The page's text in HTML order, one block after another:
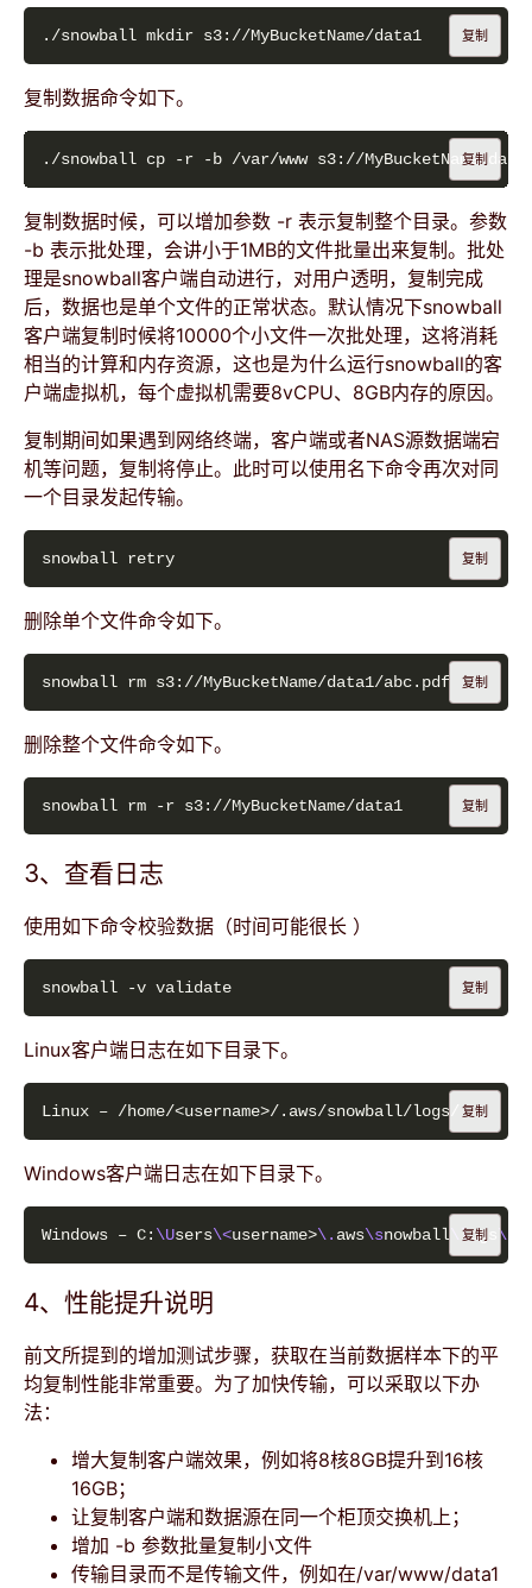
复制
复制数据命令如下。
复制
复制数据时候，可以增加参数 -r 表示复制整个目录。参数
-b 表示批处理，会讲小于1MB的文件批量出来复制。批处
理是snowball客户端自动进行，对用户透明，复制完成
后，数据也是单个文件的正常状态。默认情况下snowball
客户端复制时候将10000个小文件一次批处理，这将消耗
相当的计算和内存资源，这也是为什么运行snowball的客
户端虚拟机，每个虚拟机需要8vCPU、8GB内存的原因。
复制期间如果遇到网络终端，客户端或者NAS源数据端宕
机等问题，复制将停止。此时可以使用名下命令再次对同
一个目录发起传输。
复制
删除单个文件命令如下。
复制
删除整个文件命令如下。
复制
3、查看日志
使用如下命令校验数据（时间可能很长 ）
复制
Linux客户端日志在如下目录下。
复制
Windows客户端日志在如下目录下。
Windows – C: \Users\<username>\. aws\snowball \logs
复制
4、性能提升说明
前文所提到的增加测试步骤，获取在当前数据样本下的平
均复制性能非常重要。为了加快传输，可以采取以下办
法：
增大复制客户端效果，例如将8核8GB提升到16核
16GB；
让复制客户端和数据源在同一个柜顶交换机上；
增加 -b 参数批量复制小文件
传输目录而不是传输文件，例如在/var/www/data1